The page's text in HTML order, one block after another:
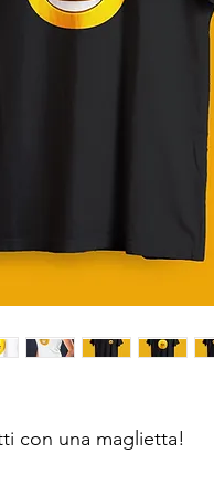
con una maglietta!